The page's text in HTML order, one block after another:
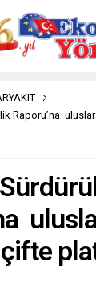
Raporu’na